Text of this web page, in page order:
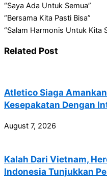
“Saya Ada Untuk Semua”
“Bersama Kita Pasti Bisa”
“Salam Harmonis Untuk Kita
Related Post
Atletico Siaga
Kesepakatan Dengan
August 7, 2026
Kalah Dari Vietnam,
Indonesia Tunjukkan